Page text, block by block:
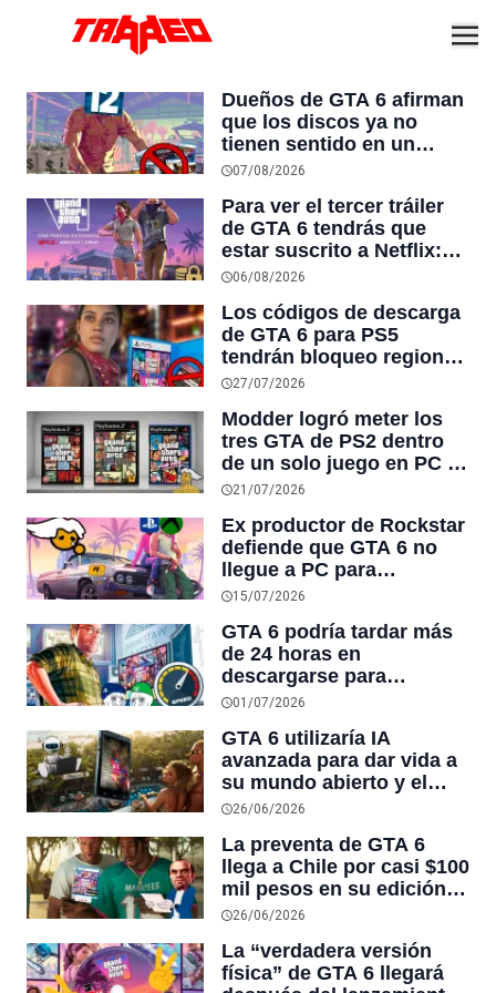
Dueños de GTA 6 afirman
que los discos ya no
tienen sentido en un
mundo digital tras
precedentes” y su CEO
llama al precio de $80
dólares “una ganga
increíble”
07/08/2026
Para ver el tercer tráiler
de GTA 6 tendrás que
estar suscrito a Netflix:
“Cualquiera que pague
cerebro”
06/08/2026
Los códigos de descarga
de GTA 6 para PS5
tendrán bloqueo regional
y no podrán activarse
mientras en Xbox no hay
ninguna restricción
27/07/2026
Modder logró meter los
tres GTA de PS2 dentro
de un solo juego en PC y
puedes cambiar entre CJ,
de San Andreas
21/07/2026
Ex productor de Rockstar
defiende que GTA 6 no
llegue a PC para
favorecer a las consolas,
Dead Redemption tuvo su
port listo desde el
principio y lo guardaron
14 años
15/07/2026
GTA 6 podría tardar más
de 24 horas en
descargarse para
millones de jugadores
hasta 6 días si el juego
pesa los 676GB que se
rumoran
01/07/2026
GTA 6 utilizaría IA
avanzada para dar vida a
su mundo abierto y el
smartphone de tu
seguir a influencers
dentro del juego
26/06/2026
La preventa de GTA 6
llega a Chile por casi $100
mil pesos en su edición
física sin disco, un 25%
de Rockstar de $80
dólares
26/06/2026
La “verdadera versión
física” de GTA 6 llegará